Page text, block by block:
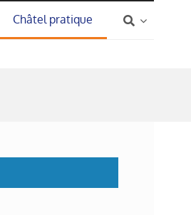
Châtel pratique